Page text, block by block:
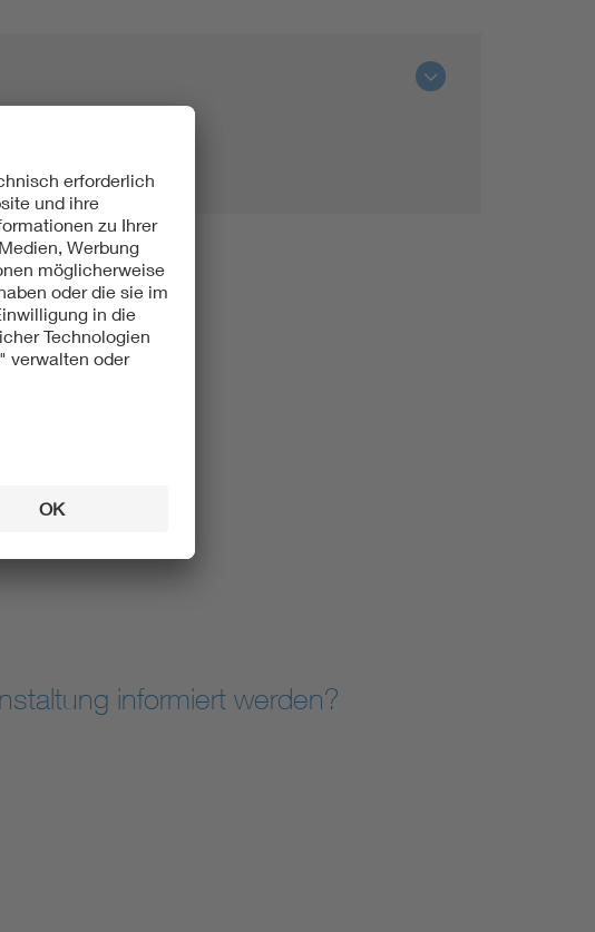
informiert werden?